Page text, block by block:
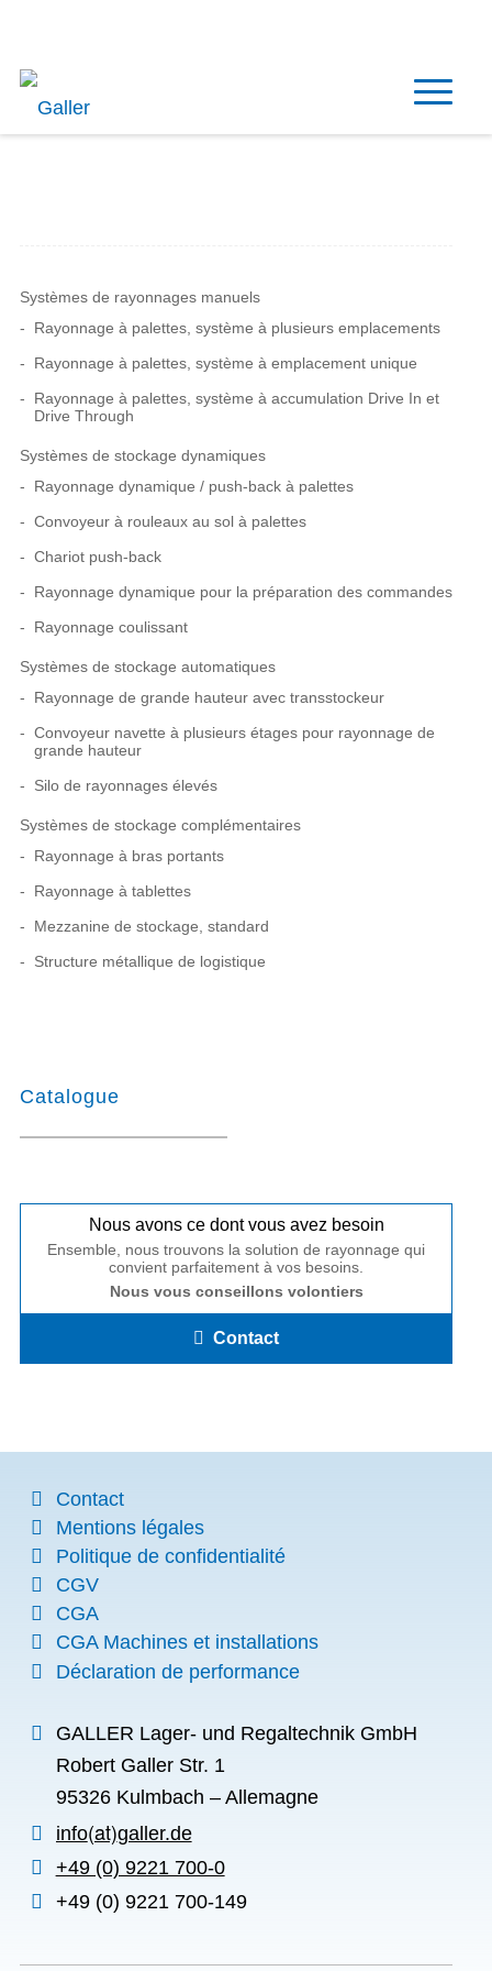
Systèmes de rayonnages manuels
Rayonnage à palettes, système à plusieurs emplacements
Rayonnage à palettes, système à emplacement unique
Rayonnage à palettes, système à accumulation Drive In et
Drive Through
Systèmes de stockage dynamiques
Rayonnage dynamique / push-back à palettes
Convoyeur à rouleaux au sol à palettes
Chariot push-back
Rayonnage dynamique pour la préparation des commandes
Rayonnage coulissant
Systèmes de stockage automatiques
Rayonnage de grande hauteur avec transstockeur
Convoyeur navette à plusieurs étages pour rayonnage de
grande hauteur
Silo de rayonnages élevés
Systèmes de stockage complémentaires
Rayonnage à bras portants
Rayonnage à tablettes
Mezzanine de stockage, standard
Structure métallique de logistique
Catalogue
Nous avons ce dont vous avez besoin
Ensemble, nous trouvons la solution de rayonnage qui
convient parfaitement à vos besoins.
Nous vous conseillons volontiers
Contact
Contact
Mentions légales
Politique de confidentialité
CGV
CGA
CGA Machines et installations
Déclaration de performance
GALLER Lager- und Regaltechnik GmbH
Robert Galler Str. 1
95326 Kulmbach – Allemagne
info
galler.de
+49 (0) 9221 700-0
+49 (0) 9221 700-149